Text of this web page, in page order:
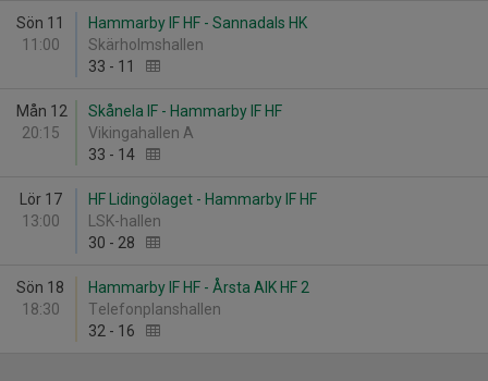
Sön 11
11:00
Hammarby IF HF - Sannadals HK
Skärholmshallen
33 - 11
Mån 12
20:15
Skånela IF - Hammarby IF HF
Vikingahallen A
33 - 14
Lör 17
13:00
HF Lidingölaget - Hammarby IF HF
LSK-hallen
30 - 28
Sön 18
18:30
Hammarby IF HF - Årsta AIK HF 2
Telefonplanshallen
32 - 16